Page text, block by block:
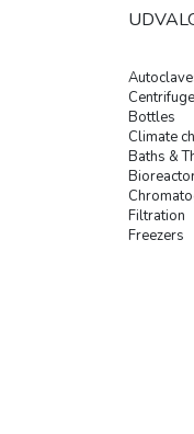
Bottles
Climate
Baths &
Filtration
Freezers